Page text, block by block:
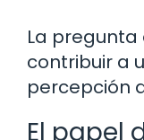
La
contribuir a
percepción
El papel